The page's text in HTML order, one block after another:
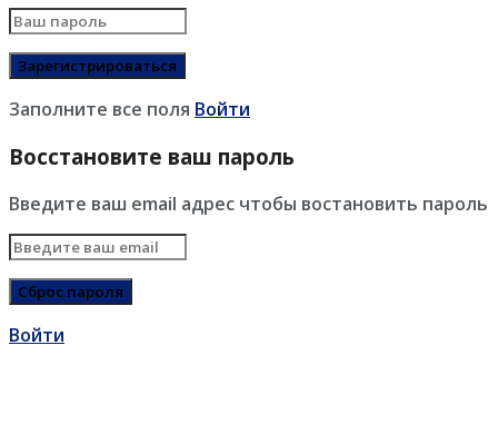
Заполните все поля Войти
Восстановите ваш пароль
Введите ваш email адрес чтобы востановить пароль
Войти